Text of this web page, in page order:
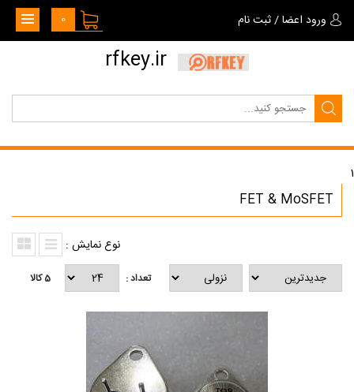
ورود اعضا/ثبت نام 0
rfkey.ir
1
FET & MoSFET
نوع نمایش :
تعداد : 5کالا